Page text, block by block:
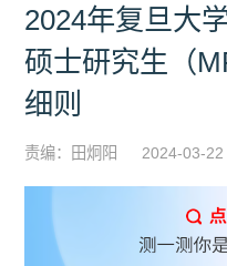
2024年复旦大
硕士研究生（
细则
责编：田炯阳 2024-03-22